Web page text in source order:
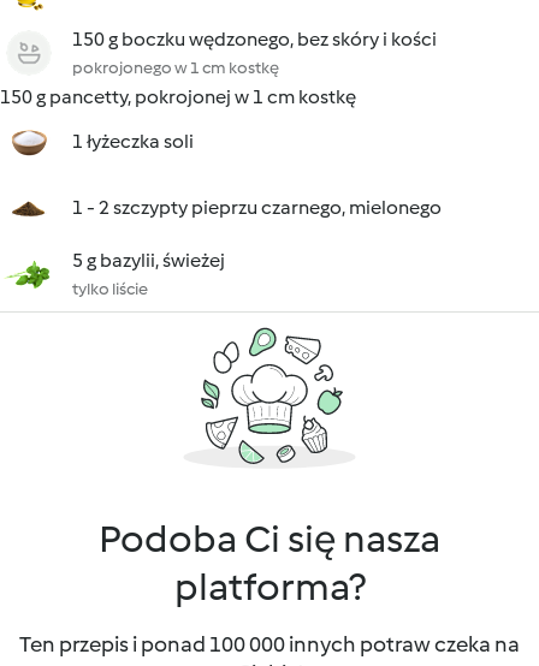
150 g boczku wędzonego, bez skóry i kości
pokrojonego w 1 cm kostkę
150 g pancetty, pokrojonej w 1 cm kostkę
1 łyżeczka soli
1 - 2 szczypty pieprzu czarnego, mielonego
5 g bazylii, świeżej
tylko liście
Podoba Ci się nasza
platforma?
Ten przepis i ponad 100 000 innych potraw czeka na